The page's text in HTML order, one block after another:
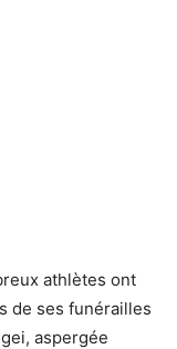
athlètes ont
de ses funérailles
aspergée